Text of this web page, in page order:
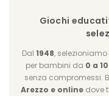
Giochi
Dal 1948,
per bambini da 0 a
senza compromessi.
Arezzo e onlinedove